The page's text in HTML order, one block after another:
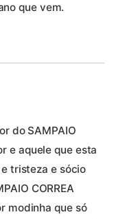
que vem.
do SAMPAIO
e aquele que esta
tristeza e sócio
CORREA
modinha que só